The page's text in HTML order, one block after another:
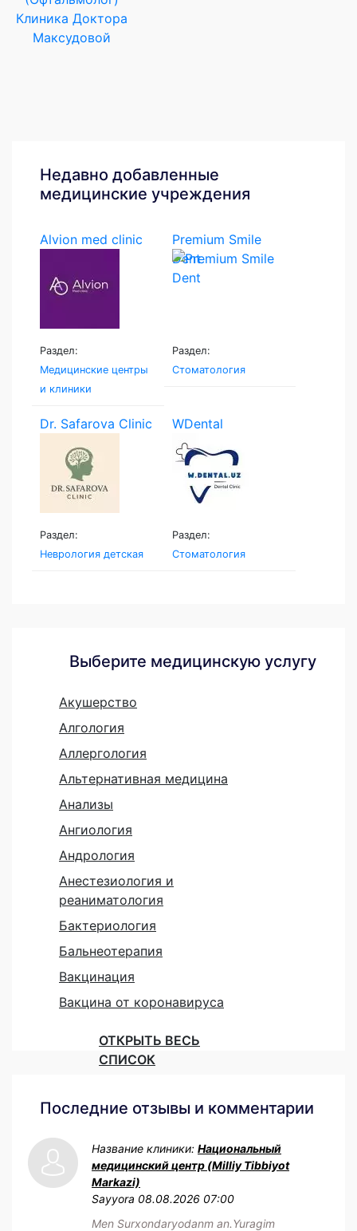
Клиника Доктора
Максудовой
Недавно добавленные
медицинские учреждения
Alvion med clinic
Раздел:
Медицинские центры
и клиники
Premium Smile
Dent
Раздел:
Стоматология
Dr. Safarova Clinic
Раздел:
Неврология детская
WDental
Раздел:
Стоматология
Выберите медицинскую услугу
Акушерство
Алгология
Аллергология
Альтернативная медицина
Анализы
Ангиология
Андрология
Анестезиология и
реаниматология
Бактериология
Бальнеотерапия
Вакцинация
Вакцина от коронавируса
ОТКРЫТЬ ВЕСЬ
СПИСОК
Последние отзывы и комментарии
Название клиники: Национальный
медицинский центр (Milliy Tibbiyot
Markazi)
Sayyora 08.08.2026 07:00
Men Surxondaryodanm an.Yuragim